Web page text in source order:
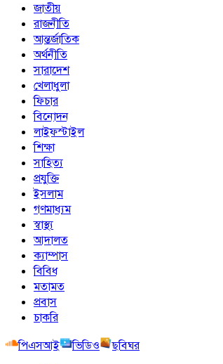
জাতীয়
রাজনীতি
আন্তর্জাতিক
অর্থনীতি
সারাদেশ
খেলাধুলা
ফিচার
বিনোদন
লাইফস্টাইল
শিক্ষা
সাহিত্য
প্রযুক্তি
ইসলাম
গণমাধ্যম
স্বাস্থ্য
আদালত
ক্যাম্পাস
বিবিধ
মতামত
প্রবাস
চাকরি
পিএসআই
ভিডিও
ছবিঘর